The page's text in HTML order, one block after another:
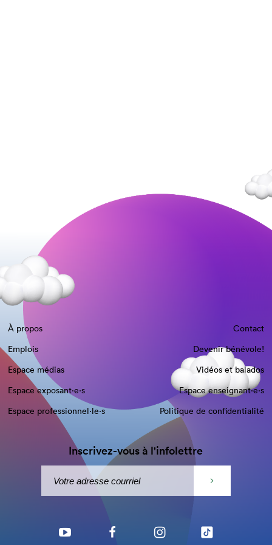
À propos
Contact
Emplois
Devenir bénévole!
Espace médias
Vidéos et balados
Espace exposant·e⋅s
Espace enseignant·e⋅s
Espace professionnel·le⋅s
Politique de confidentialité
Inscrivez-vous à l'infolettre